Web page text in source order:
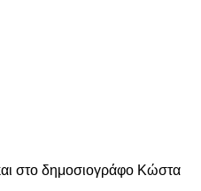
στο δημοσιογράφο Κώστα